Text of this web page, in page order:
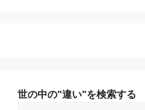
世の中の"違い"を検索する